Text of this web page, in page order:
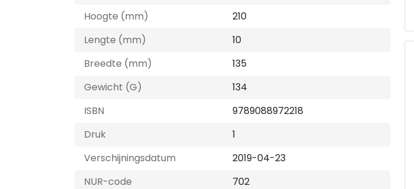
Hoogte (mm)
210
Lengte (mm)
10
Breedte (mm)
135
Gewicht (G)
134
ISBN
9789088972218
Druk
1
Verschijningsdatum
2019-04-23
NUR-code
702